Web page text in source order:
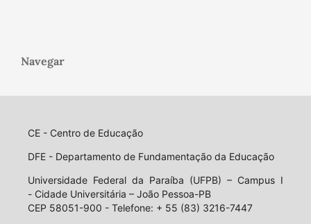
Navegar
CE - Centro de Educação
DFE - Departamento de Fundamentação da Educação
Universidade Federal da Paraíba (UFPB) – Campus I
- Cidade Universitária – João Pessoa-PB
CEP 58051-900 - Telefone: + 55 (83) 3216-7447